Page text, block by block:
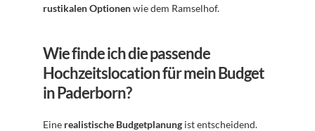
rustikalen Optionen wie dem Ramselhof.
Wie finde ich die passende
Hochzeitslocation für mein Budget
in Paderborn?
Eine realistische Budgetplanung ist entscheidend.